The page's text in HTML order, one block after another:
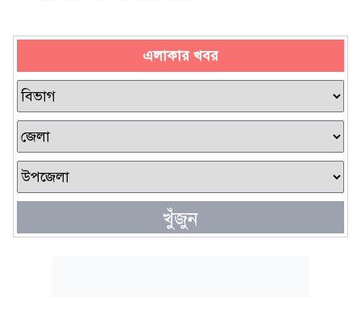
এলাকার খবর
খুঁজুন